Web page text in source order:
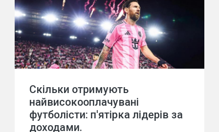
Скільки отримують
найвисокооплачувані
футболісти: п'ятірка лідерів за
доходами.